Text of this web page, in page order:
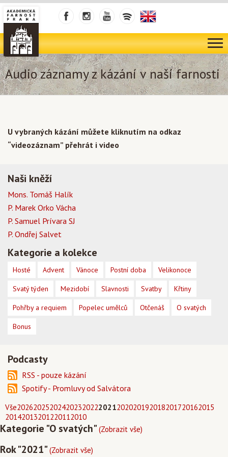
Audio záznamy z kázání v naší farnosti
Vše202620252024202320222021202020192018201720162015
20142013201220112010
Kategorie "O svatých"(Zobrazit vše)
Rok "2021"(Zobrazit vše)
U vybraných kázání můžete kliknutím na odkaz
“videozáznam” přehrát i video
Naši kněží
Mons. Tomáš Halík
P. Marek Orko Vácha
P. Samuel Prívara SJ
P. Ondřej Salvet
Kategorie a kolekce
Hosté Advent Vánoce Postní doba Velikonoce
Svatý týden Mezidobí Slavnosti Svatby Křtiny
Pohřby a requiem Popelec umělců Otčenáš O svatých
Bonus
Podcasty
RSS - pouze kázání
Spotify - Promluvy od Salvátora